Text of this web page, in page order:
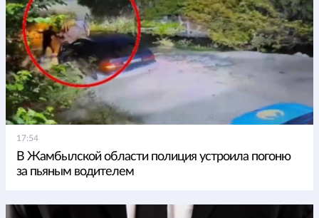
17:54
В Жамбылской области полиция устроила погоню
за пьяным водителем